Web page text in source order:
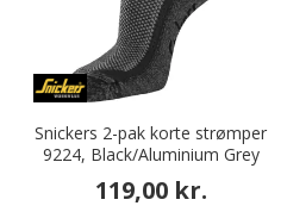
Snickers 2-pak korte strømper
9224, Black/Aluminium Grey
119,00 kr.